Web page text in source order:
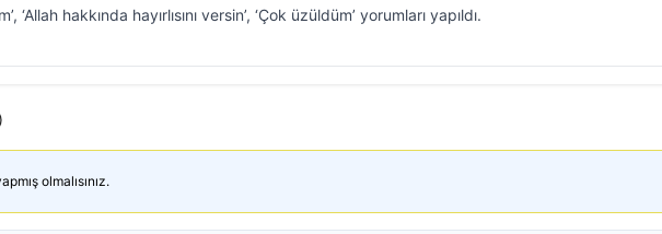
‘Allah hakkında hayırlısını versin’, ‘Çok üzüldüm’ yorumları yapıldı.
olmalısınız.